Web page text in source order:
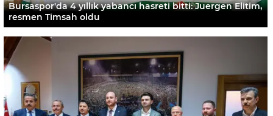
Bursaspor'da 4 yıllık yabancı hasreti bitti: Juergen Elitim,
resmen Timsah oldu